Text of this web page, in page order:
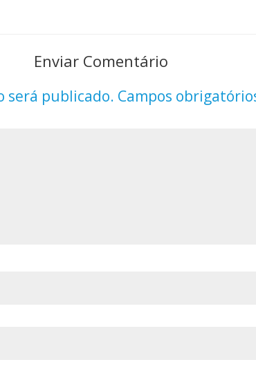
Enviar Comentário
será publicado. Campos